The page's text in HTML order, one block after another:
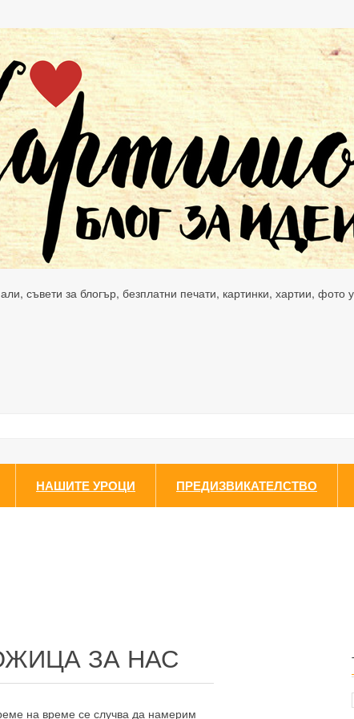
съвети за блогър, безплатни печати, картинки, хартии,
НАШИТЕ УРОЦИ ПРЕДИЗВИКАТЕЛСТВО
ЗА НАС
на време се случва да намерим